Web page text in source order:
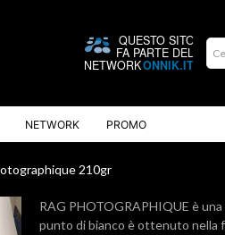
NETWORK PROMO
210gr
RAG PHOTOGRAPHIQUE è
punto di bianco è ottenuto nella